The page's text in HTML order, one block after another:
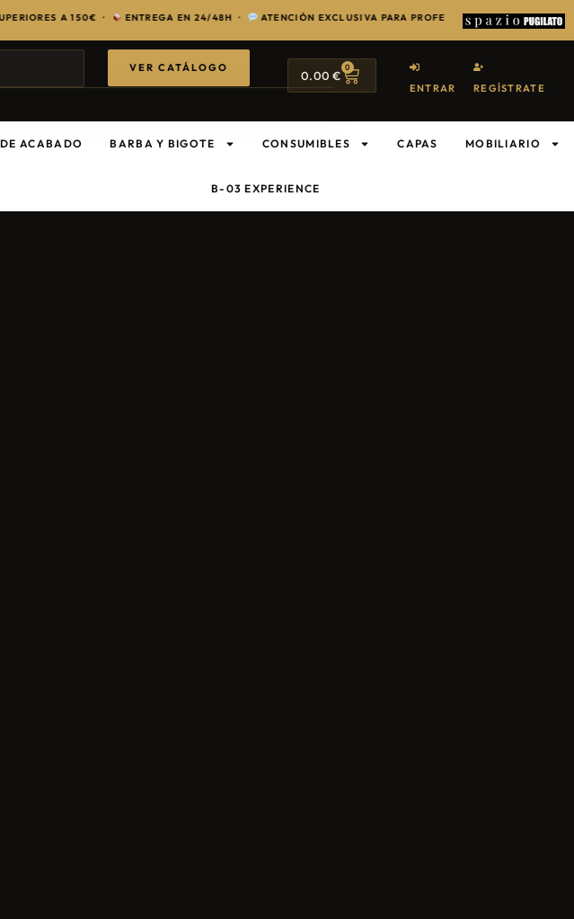
A 150€ · ENTREGA EN 24/48H · ATENCIÓN EXCLUSIVA PARA PROFESIONALES DEL SECTOR ·
VER CATÁLOGO
0.00€
0
ENTRAR REGÍSTRATE
ACABADO BARBA Y BIGOTE CONSUMIBLES CAPAS MOBILIARIO
B-03 EXPERIENCE